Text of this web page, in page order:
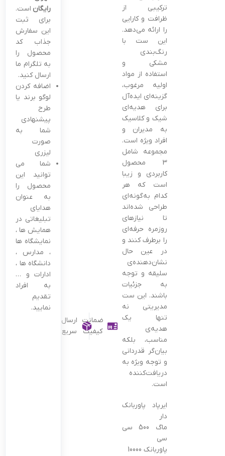
ترکیبی از
ظرافت و کارایی
را ارائه می‌دهد.
این ست با
رنگ‌بندی
مشکی و
استفاده از مواد
اولیه مرغوب،
گزینه‌ای ایده‌آل
برای هدیه‌ای
شیک و کلاسیک
به مدیران و
افراد ویژه است.
مجموعه شامل
3 محصول
کاربردی و زیبا
است که هر
کدام به‌گونه‌ای
طراحی شده‌اند
تا نیازهای
روزمره حرفه‌ای
را برطرف کنند و
در عین حال
نشان‌دهنده‌ی
سلیقه و توجه
به جزئیات
باشند. این ست
مدیریتی نه
تنها یک
هدیه‌ی
مناسب، بلکه
بیان‌گر قدردانی
و توجه ویژه به
دریافت‌کننده
است.
ایرپاد پاوربانک
دار
ماگ 500 سی
سی
پاوربانک 10000
ضمانت
کیفیت
ارسال
سریع
رایگان است.
برای ثبت
این سفارش
جذاب کد
محصول را
به تلگرام ما
ارسال کنید.
اضافه کردن
لوگو برند یا
طرح
پیشنهادی
شما به
صورت
لیزری
شما می
توانید این
محصول را
به عنوان
هدایای
تبلیغاتی در
همایش ها ،
نمایشگاه ها
، مدارس ،
دانشگاه ها ،
ادارات و …
به افراد
تقدیم
نمایید.